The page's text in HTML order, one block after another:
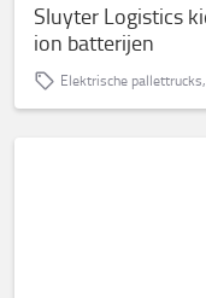
Sluyter Logistics
ion batterijen
Elektrische